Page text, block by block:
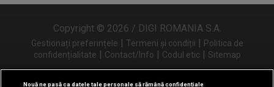
Copyright © 2026 / DIGI ROMANIA S.A.
Gestionați preferințele | Termeni și condiții | Politica de
confidențialitate | Contact/Info | Codul etic | Sitemap
Nouă ne pasă ca datele tale personale să rămână confidențiale